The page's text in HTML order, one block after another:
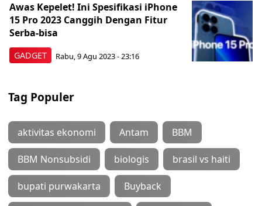
GADGET
Awas Kepelet! Ini Spesifikasi iPhone
15 Pro 2023 Canggih Dengan Fitur
Serba-bisa
Rabu, 9 Agu 2023 - 23:16
Tag Populer
aktivitas ekonomi Antam BBM
BBM Nonsubsidi biologis brasil vs haiti
bupati purwakarta Buyback